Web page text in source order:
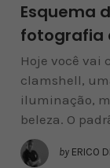
Esquema
fotografia
Hoje você vai
clamshell,
iluminação,
beleza. O
by ERICO